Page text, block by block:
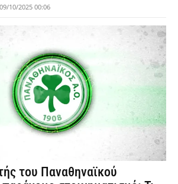
09/10/2025 00:06
του Παναθηναϊκού